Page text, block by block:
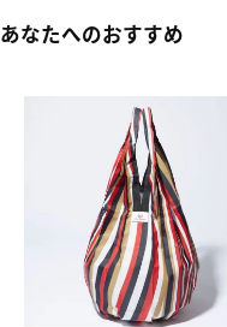
あなたへのおすすめ